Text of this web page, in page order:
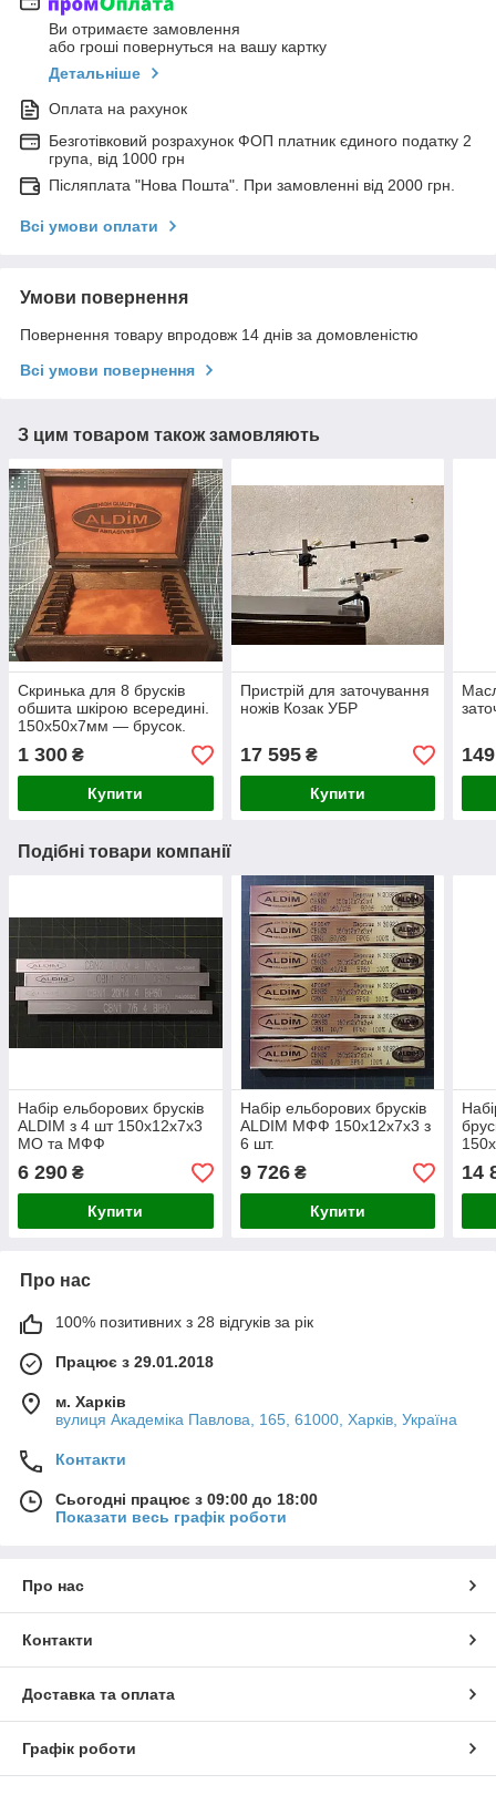
Ви отримаєте замовлення
або гроші повернуться на вашу картку
Детальніше
Оплата на рахунок
Безготівковий розрахунок ФОП платник єдиного податку 2
група, від 1000 грн
Післяплата "Нова Пошта". При замовленні від 2000 грн.
Всі умови оплати
Умови повернення
Повернення товару впродовж 14 днів за домовленістю
Всі умови повернення
З цим товаром також замовляють
Скринька для 8 брусків
обшита шкірою всередині.
150х50х7мм — брусок.
1 300 ₴
Купити
Пристрій для заточування
ножів Козак УБР
17 595₴
Купити
149
Подібні товари компанії
Набір ельборових брусків
ALDIM з 4 шт 150х12х7х3
МО та МФФ
6 290 ₴
Купити
Набір ельборових брусків
ALDIM МФФ 150х12х7х3 з
6 шт.
9 726₴
Купити
14
Про нас
100% позитивних з 28 відгуків за рік
Працює з 29.01.2018
м. Харків
вулиця Академіка Павлова, 165, 61000, Харків, Україна
Контакти
Сьогодні працює з 09:00 до 18:00
Показати весь графік роботи
Про нас
Контакти
Доставка та оплата
Графік роботи